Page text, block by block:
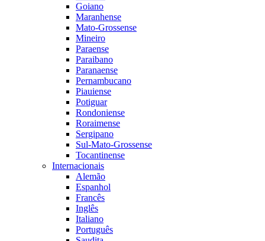
Goiano
Maranhense
Mato-Grossense
Mineiro
Paraense
Paraibano
Paranaense
Pernambucano
Piauiense
Potiguar
Rondoniense
Roraimense
Sergipano
Sul-Mato-Grossense
Tocantinense
Internacionais
Alemão
Espanhol
Francês
Inglês
Italiano
Português